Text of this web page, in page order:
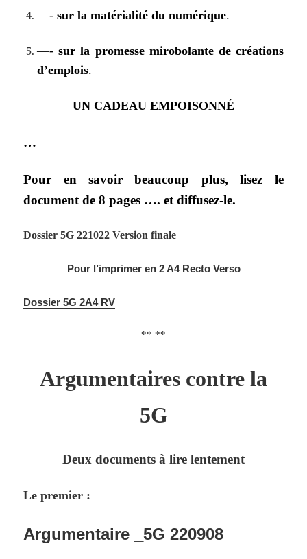
—-sur la matérialité du numérique.
—-sur la promesse mirobolante de créations
d’emplois.
UN CADEAU EMPOISONNÉ
…
Pour en savoir beaucoup plus, lisez le
document de 8 pages …. et diffusez-le.
Dossier 5G 221022 Version finale
Pour l’imprimer en 2 A4 Recto Verso
Dossier 5G 2A4 RV
** **
Argumentaires contre la
5G
Deux documents à lire lentement
Le premier :
Argumentaire _5G 220908